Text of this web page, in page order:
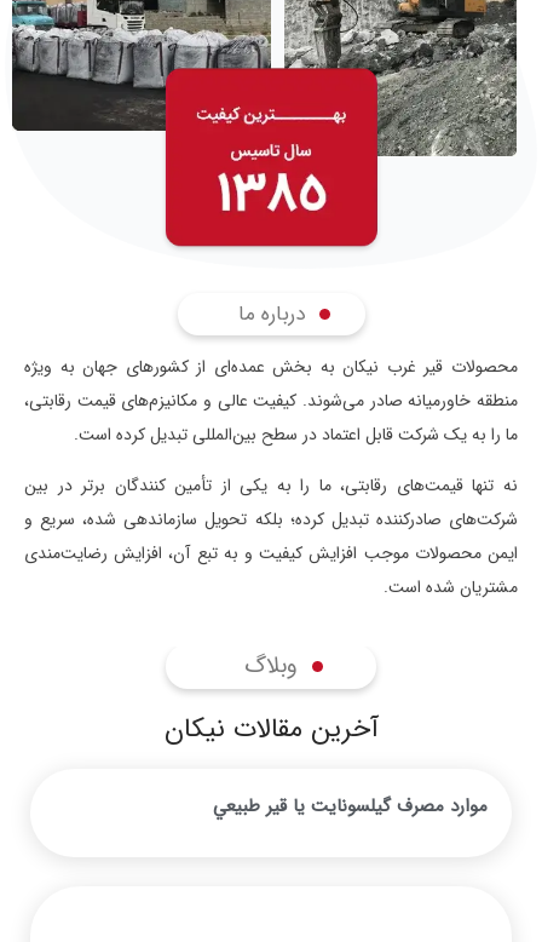
درباره ما
محصولات قیر غرب نیکان به بخش عمده‌ای از کشورهای جهان به ویژه
منطقه خاورمیانه صادر می‌شوند. کیفیت عالی و مکانیزم‌های قیمت رقابتی،
ما را به یک شرکت قابل اعتماد در سطح بین‌المللی تبدیل کرده است.
نه تنها قیمت‌های رقابتی، ما را به یکی از تأمین کنندگان برتر در بین
شرکت‌های صادرکننده تبدیل کرده؛ بلکه تحویل سازماندهی شده، سریع و
ایمن محصولات موجب افزایش کیفیت و به تبع آن، افزایش رضایت‌مندی
مشتریان شده است.
وبلاگ
آخرین مقالات نیکان
موارد مصرف گیلسونایت يا قير طبيعي